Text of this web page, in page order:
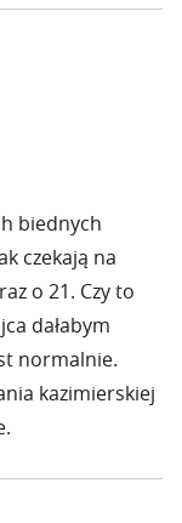
biednych
czekają na
o 21. Czy to
dałabym
normalnie.
kazimierskiej